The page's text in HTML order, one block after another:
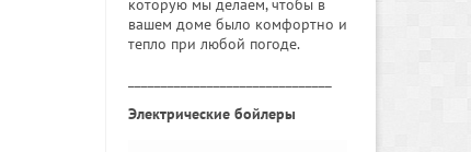
вашем доме было комфортно и
тепло при любой погоде.
Электрические бойлеры